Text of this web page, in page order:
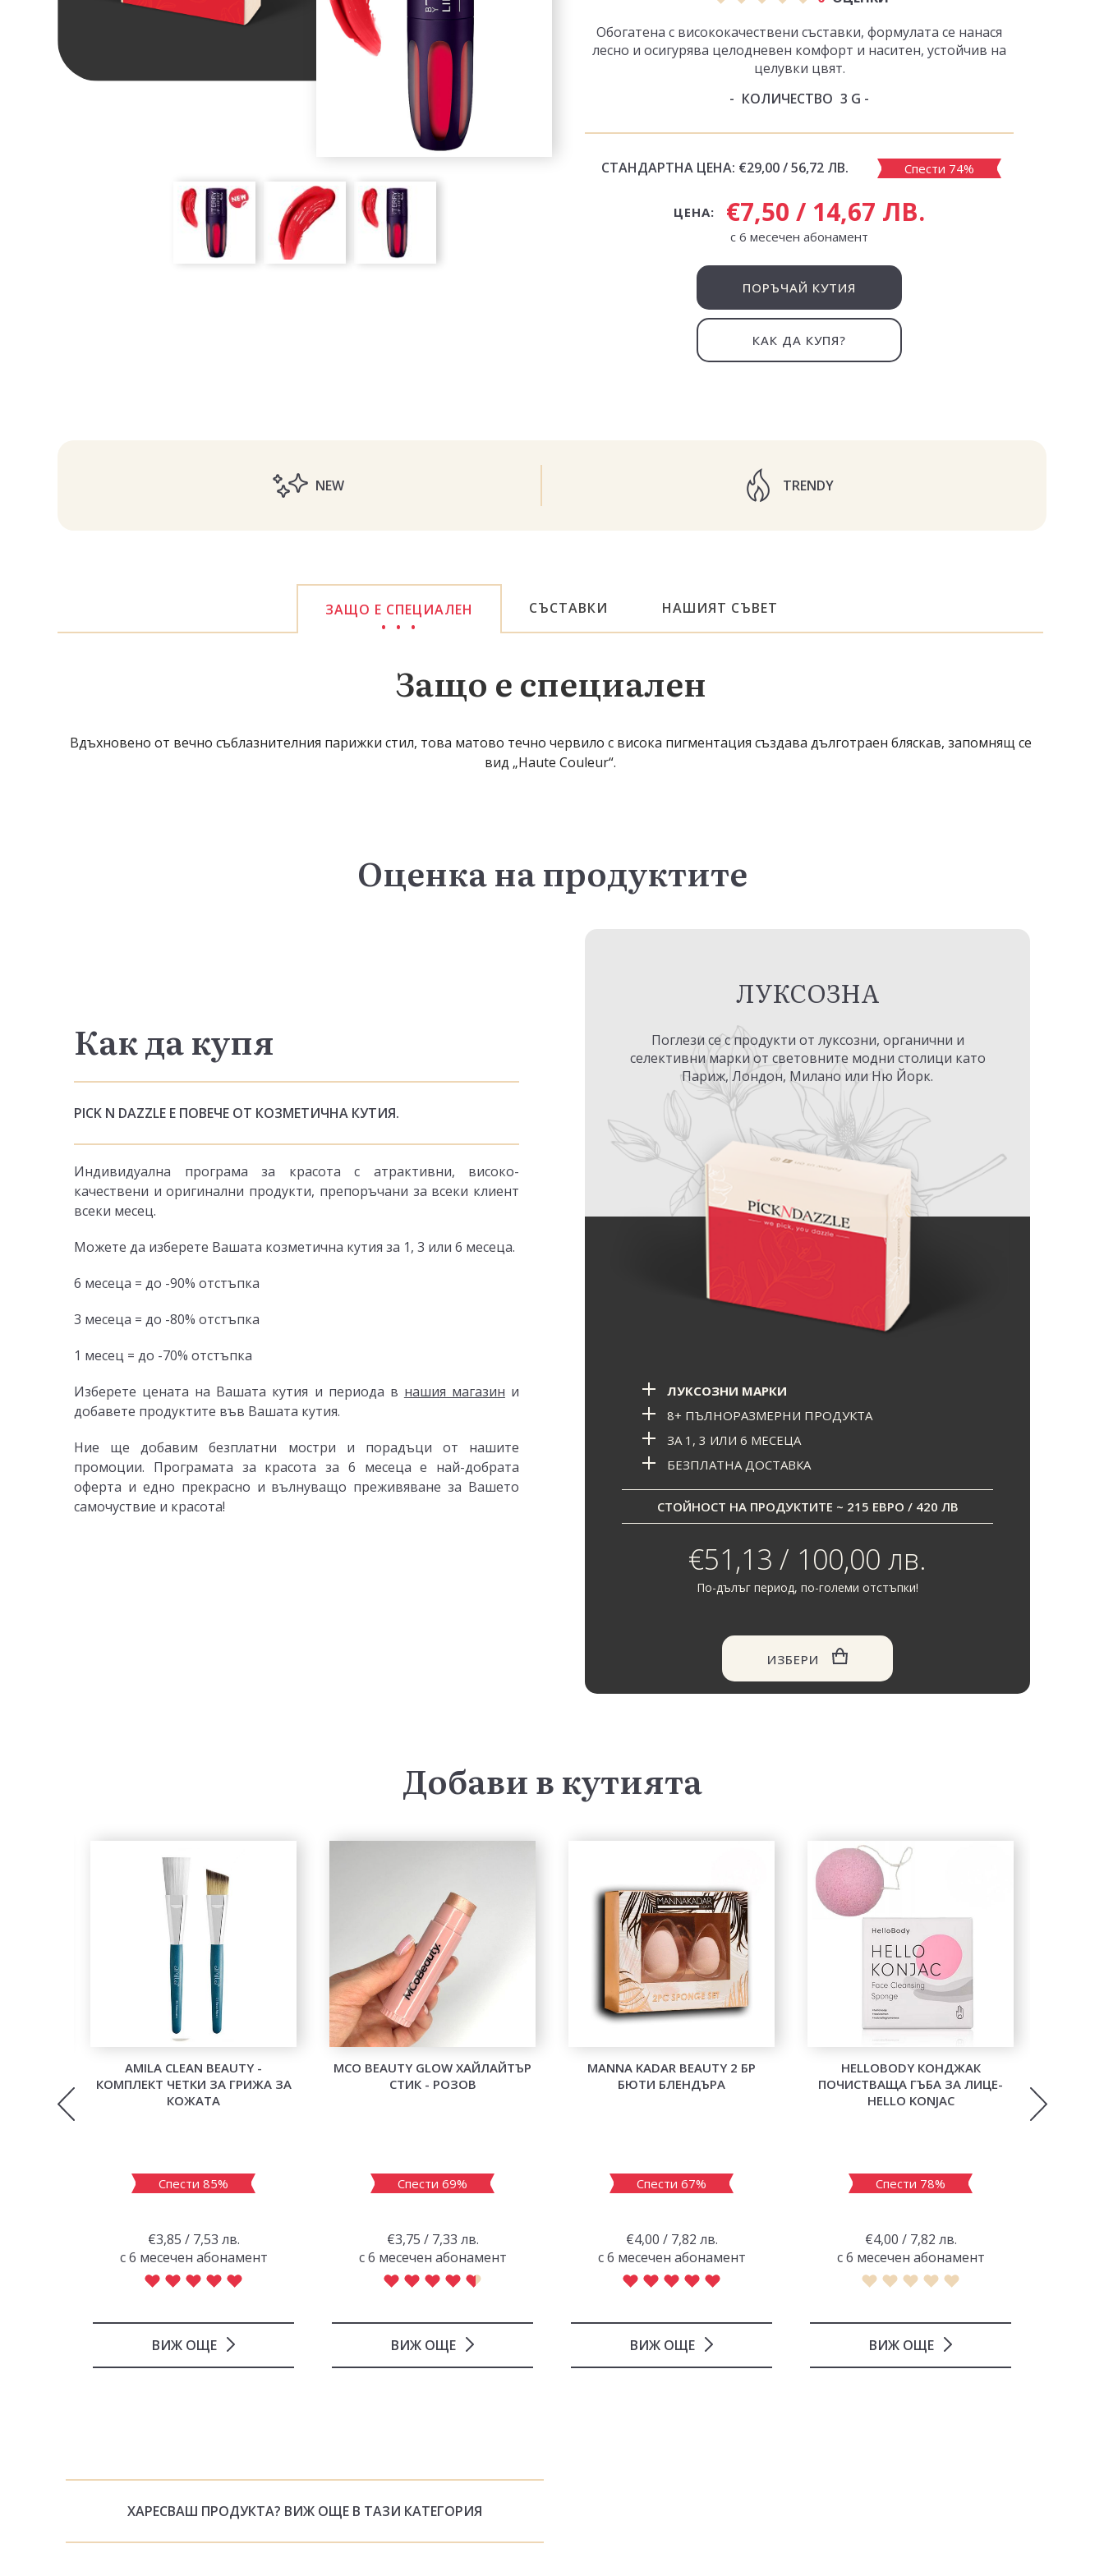
Обогатена с висококачествени съставки, формулата се нанася
лесно и осигурява целодневен комфорт и наситен, устойчив на
целувки цвят.
КОЛИЧЕСТВО 3 G
СТАНДАРТНА ЦЕНА: €29,00 / 56,72 ЛВ. Спести 74%
ЦЕНА: €7,50 / 14,67 ЛВ.
с 6 месечен абонамент
ПОРЪЧАЙ КУТИЯ
КАК ДА КУПЯ?
NEW TRENDY
ЗАЩО Е СПЕЦИАЛЕН СЪСТАВКИ НАШИЯТ СЪВЕТ
Защо е специален
Вдъхновено от вечно съблазнителния парижки стил, това матово течно червило с висока пигментация създава дълготраен бляскав, запомнящ се
вид „Haute Couleur“.
Оценка на продуктите
ЛУКСОЗНА
Поглези се с продукти от луксозни, органични и
селективни марки от световните модни столици като
Париж, Лондон, Милано или Ню Йорк.
ЛУКСОЗНИ МАРКИ
8+ ПЪЛНОРАЗМЕРНИ ПРОДУКТА
ЗА 1, 3 ИЛИ 6 МЕСЕЦА
БЕЗПЛАТНА ДОСТАВКА
СТОЙНОСТ НА ПРОДУКТИТЕ ~ 215 ЕВРО / 420 ЛВ
€51,13 / 100,00 лв.
По-дълъг период, по-големи отстъпки!
ИЗБЕРИ
Как да купя
PICK N DAZZLE Е ПОВЕЧЕ ОТ КОЗМЕТИЧНА КУТИЯ.
Индивидуална програма за красота с атрактивни, високо-
качествени и оригинални продукти, препоръчани за всеки клиент
всеки месец.
Можете да изберете Вашата козметична кутия за 1, 3 или 6 месеца.
6 месеца = до -90% отстъпка
3 месеца = до -80% отстъпка
1 месец = до -70% отстъпка
Изберете цената на Вашата кутия и периода в нашия магазин и
добавете продуктите във Вашата кутия.
Ние ще добавим безплатни мостри и порадъци от нашите
промоции. Програмата за красота за 6 месеца е най-добрата
оферта и едно прекрасно и вълнуващо преживяване за Вашето
самочуствие и красота!
Добави в кутията
AMILA CLEAN BEAUTY -
КОМПЛЕКТ ЧЕТКИ ЗА ГРИЖА ЗА
КОЖАТА
ВИЖ ОЩЕ
Спести 85%
€3,85 / 7,53 лв.
с 6 месечен абонамент
MCO BEAUTY GLOW ХАЙЛАЙТЪР
СТИК - РОЗОВ
ВИЖ ОЩЕ
Спести 69%
€3,75 / 7,33 лв.
с 6 месечен абонамент
MANNA KADAR BEAUTY 2 БР
БЮТИ БЛЕНДЪРА
ВИЖ ОЩЕ
Спести 67%
€4,00 / 7,82 лв.
с 6 месечен абонамент
HELLOBODY КОНДЖАК
ПОЧИСТВАЩА ГЪБА ЗА ЛИЦЕ-
HELLO KONJAC
ВИЖ ОЩЕ
Спести 78%
€4,00 / 7,82 лв.
с 6 месечен абонамент
ХАРЕСВАШ ПРОДУКТА? ВИЖ ОЩЕ В ТАЗИ КАТЕГОРИЯ